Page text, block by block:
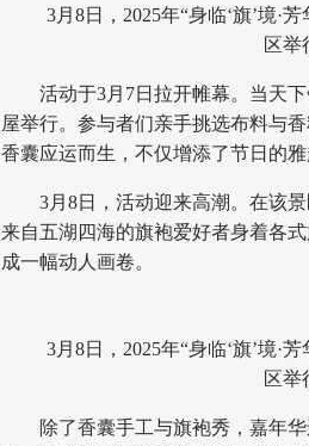
3月8日，2025年“身临‘旗’境·芳
区举
活动于3月7日拉开帷幕。当天下
屋举行。参与者们亲手挑选布料与
香囊应运而生，不仅增添了节日的
3月8日，活动迎来高潮。在该景
来自五湖四海的旗袍爱好者身着各
成一幅动人画卷。
3月8日，2025年“身临‘旗’境·芳
区举
除了香囊手工与旗袍秀，嘉年华